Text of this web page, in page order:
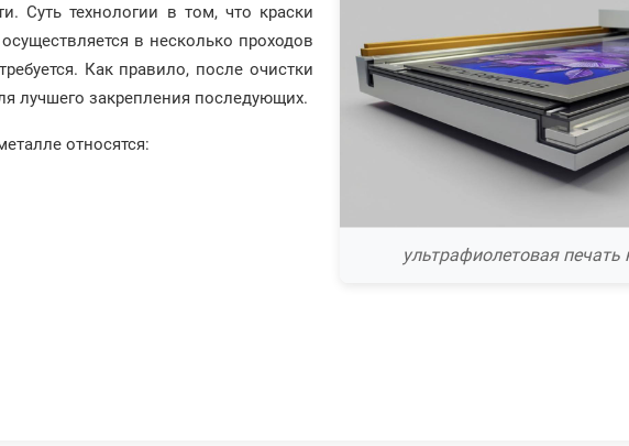
ультрафиолетовая печать
Суть технологии в том, что краски
в несколько проходов
Как правило, после очистки
лучшего закрепления последующих.
относятся: